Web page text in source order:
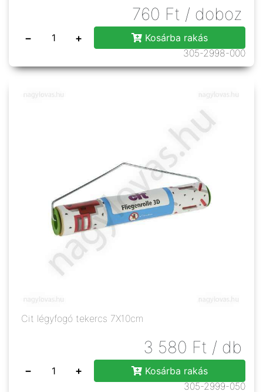
760 Ft / doboz
− +
Kosárba rakás
305-2998-000
Cit légyfogó tekercs 7X10cm
3 580 Ft / db
− +
Kosárba rakás
305-2999-050